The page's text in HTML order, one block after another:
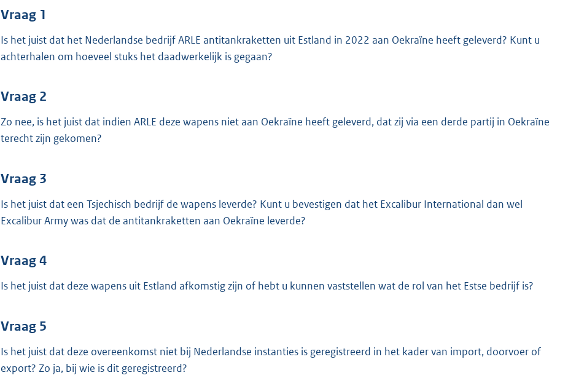
o
o
:
Vraag 1
Is het juist dat het Nederlandse bedrijf ARLE antitankraketten uit Estland in 2022 aan Oekraïne heeft geleverd? Kunt u
achterhalen om hoeveel stuks het daadwerkelijk is gegaan?
Vraag 2
Zo nee, is het juist dat indien ARLE deze wapens niet aan Oekraïne heeft geleverd, dat zij via een derde partij in Oekraïne
terecht zijn gekomen?
Vraag 3
Is het juist dat een Tsjechisch bedrijf de wapens leverde? Kunt u bevestigen dat het Excalibur International dan wel
Excalibur Army was dat de antitankraketten aan Oekraïne leverde?
Vraag 4
Is het juist dat deze wapens uit Estland afkomstig zijn of hebt u kunnen vaststellen wat de rol van het Estse bedrijf is?
Vraag 5
Is het juist dat deze overeenkomst niet bij Nederlandse instanties is geregistreerd in het kader van import, doorvoer of
export? Zo ja, bij wie is dit geregistreerd?